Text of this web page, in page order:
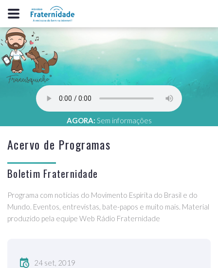
AGORA: Sem informações
Acervo de Programas
Boletim Fraternidade
Programa com notícias do Movimento Espírita do Brasil e do
Mundo. Eventos, entrevistas, bate-papos e muito mais. Material
produzido pela equipe Web Rádio Fraternidade
24 set, 2019